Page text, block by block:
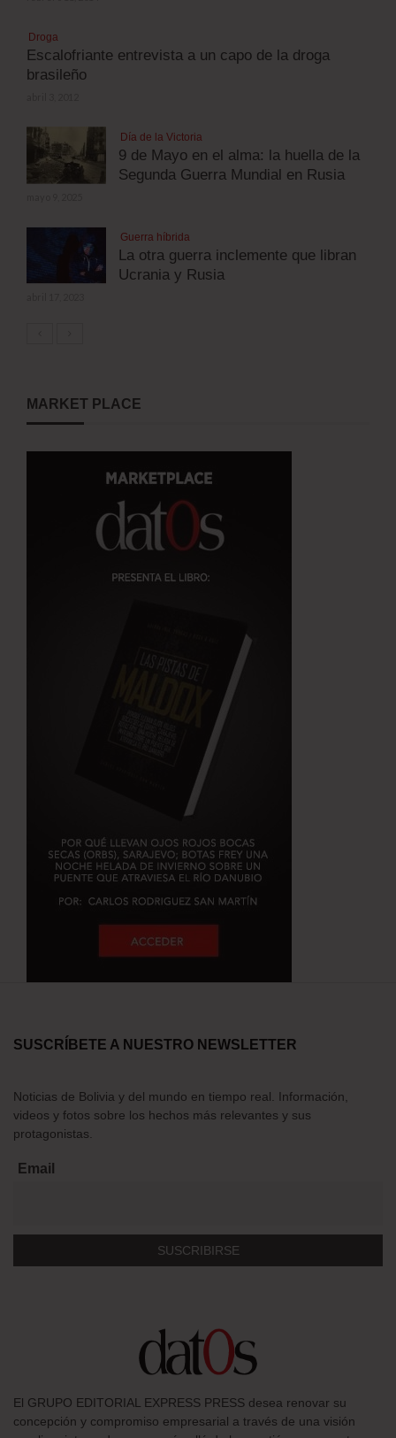
Droga
Escalofriante entrevista a un capo de la droga
brasileño
Día de la Victoria
9 de Mayo en el alma: la huella de la
Segunda Guerra Mundial en Rusia
Guerra híbrida
La otra guerra inclemente que libran
Ucrania y Rusia
MARKET PLACE
SUSCRÍBETE A NUESTRO NEWSLETTER
Noticias de Bolivia y del mundo en tiempo real. Información,
videos y fotos sobre los hechos más relevantes y sus
protagonistas.
Email
El GRUPO EDITORIAL EXPRESS PRESS desea renovar su
concepción y compromiso empresarial a través de una visión